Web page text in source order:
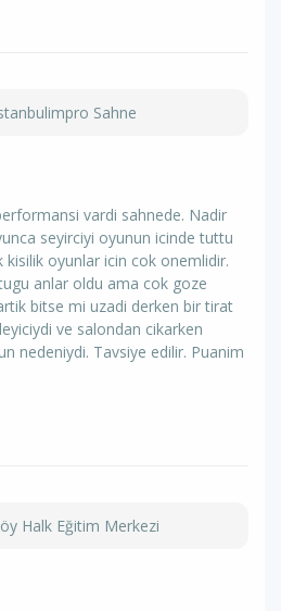
Sahne
vardi sahnede. Nadir
seyirciyi oyunun icinde tuttu
oyunlar icin cok onemlidir.
anlar oldu ama cok goze
bitse mi uzadi derken bir tirat
ve salondan cikarken
nedeniydi. Tavsiye edilir. Puanim
Halk Eğitim Merkezi